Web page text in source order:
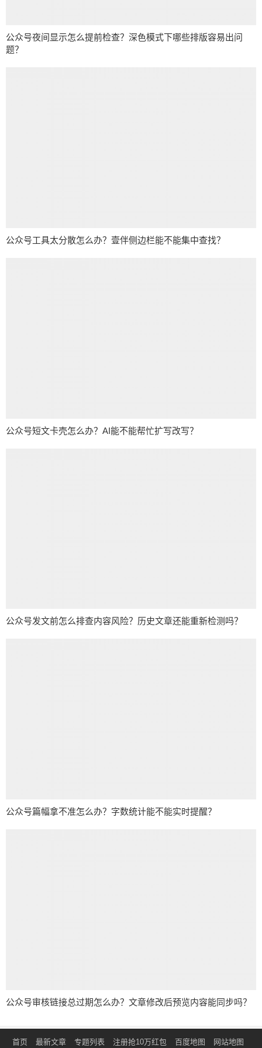
公众号夜间显示怎么提前检查？深色模式下哪些排版容易出问
题？
公众号工具太分散怎么办？壹伴侧边栏能不能集中查找？
公众号短文卡壳怎么办？AI能不能帮忙扩写改写？
公众号发文前怎么排查内容风险？历史文章还能重新检测吗？
公众号篇幅拿不准怎么办？字数统计能不能实时提醒？
公众号审核链接总过期怎么办？文章修改后预览内容能同步吗？
首页 最新文章 专题列表 注册抢10万红包 百度地图 网站地图